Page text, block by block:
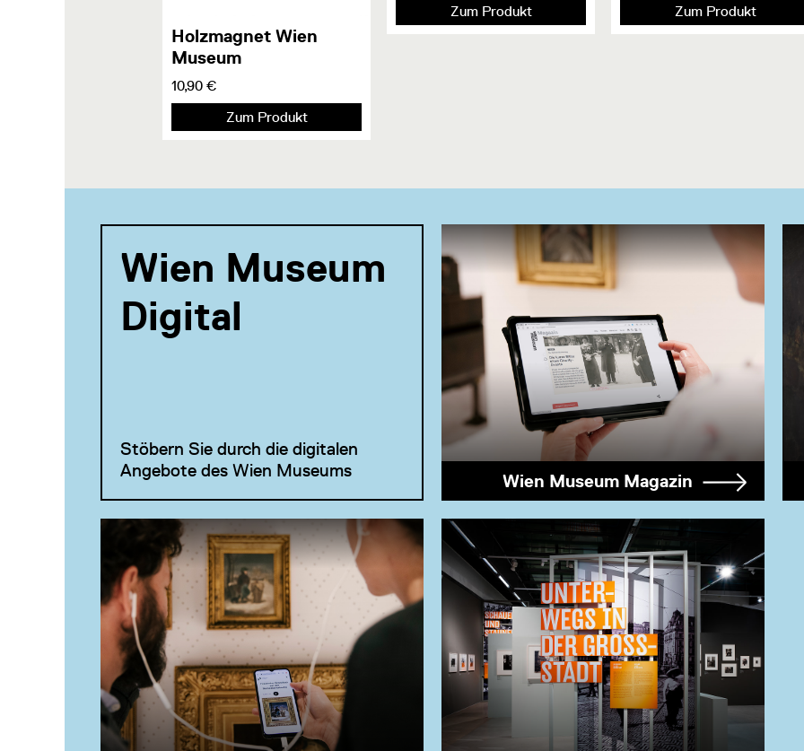
Holzmagnet Wien
Museum
10,90 €
Zum Produkt
Zum Produkt
Zum Produkt
Wien Museum
Digital
Stöbern Sie durch die digitalen
Angebote des Wien Museums
Wien Museum Magazin